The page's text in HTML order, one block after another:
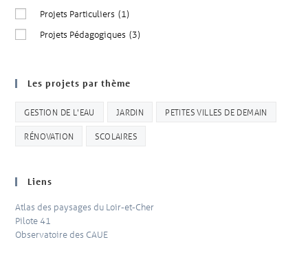
Projets Particuliers (1)
Projets Pédagogiques (3)
Les projets par thème
GESTION DE L'EAU JARDIN PETITES VILLES DE DEMAIN
RÉNOVATION SCOLAIRES
Liens
Atlas des paysages du Loir-et-Cher
Pilote 41
Observatoire des CAUE